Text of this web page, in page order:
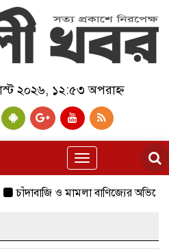
২০২৬, ১২:৫৩ অপরাহ্ন
Toggle
navigation
চাঁদাবাজি ও মামলা বাণিজ্যের